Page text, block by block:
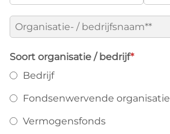
Organisatie-
/
Soort organisatie / bedrijf*
Bedrijf
Fondsenwervende organisatie
Vermogensfonds